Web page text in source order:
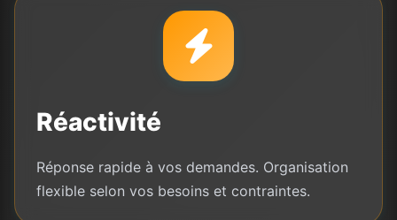
Réactivité
Réponse rapide à vos demandes. Organisation
flexible selon vos besoins et contraintes.